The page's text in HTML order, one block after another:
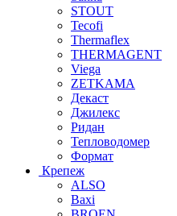
STOUT
Tecofi
Thermaflex
THERMAGENT
Viega
ZETKAMA
Декаст
Джилекс
Ридан
Тепловодомер
Формат
Крепеж
ALSO
Baxi